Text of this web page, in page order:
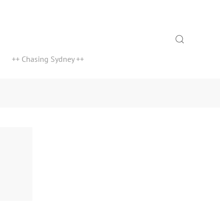
++ Chasing Sydney ++
Search